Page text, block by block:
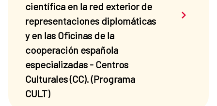
científica en la red exterior de
representaciones diplomáticas
y en las Oficinas de la
cooperación española
especializadas - Centros
Culturales (CC). (Programa
CULT)
Saber